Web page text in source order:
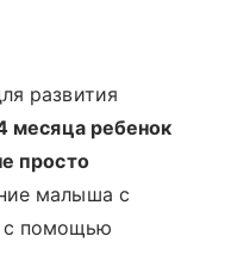
развития
месяца ребенок
просто
малыша с
с помощью